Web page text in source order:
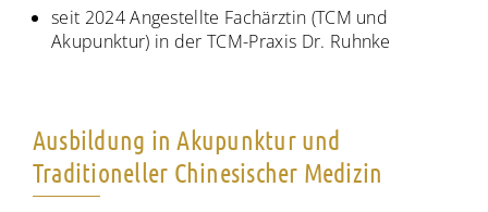
seit 2024 Angestellte Fachärztin (TCM und
Akupunktur) in der TCM-Praxis Dr. Ruhnke
Ausbildung in Akupunktur und
Traditioneller Chinesischer Medizin